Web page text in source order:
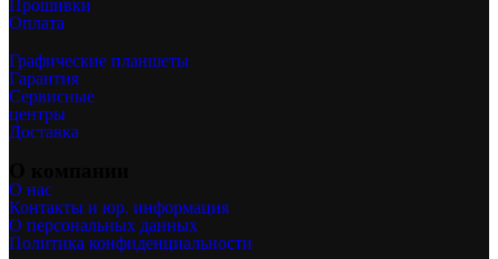
Прошивки
Оплата
Графические планшеты
Гарантия
Сервисные
центры
Доставка
О нас
Контакты и юр. информация
О персональных данных
Политика конфиденциальности